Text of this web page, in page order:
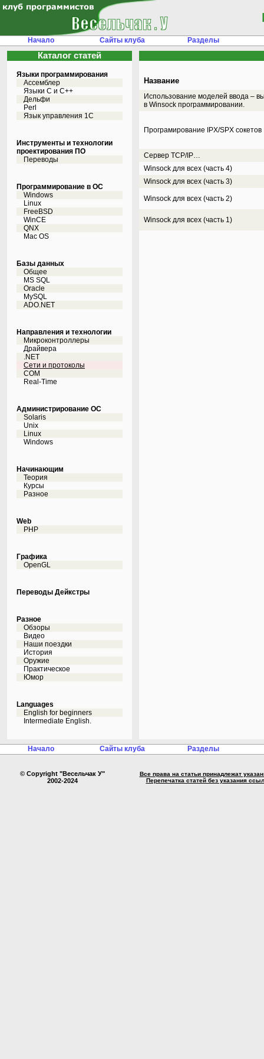
Начало Сайты клуба Разделы
Каталог статей
Языки программирования
Ассемблер
Языки С и C++
Дельфи
Perl
Язык управления 1С
Инструменты и технологии
проектирования ПО
Переводы
Программирование в ОС
Windows
Linux
FreeBSD
WinCE
QNX
Mac OS
Базы данных
Общее
MS SQL
Oracle
MySQL
ADO.NET
Направления и технологии
Микроконтроллеры
Драйвера
.NET
Сети и протоколы
COM
Real-Time
Администрирование ОС
Solaris
Unix
Linux
Windows
Начинающим
Теория
Курсы
Разное
Web
PHP
Графика
OpenGL
Переводы Дейкстры
Разное
Обзоры
Видео
Наши поездки
История
Оружие
Практическое
Юмор
Languages
English for beginners
Intermediate English.
Название
Использование моделей ввода –
в Winsock программировании.
Програмирование IPX/SPX сокетов
Сервер TCP/IP…
Winsock для всех (часть 4)
Winsock для всех (часть 3)
Winsock для всех (часть 2)
Winsock для всех (часть 1)
Начало Сайты клуба Разделы
© Copyright "Весельчак У"
2002-2024
Все права на статьи принадлежат
Перепечатка статей без указания